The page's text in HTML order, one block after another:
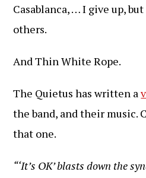
Casablanca, … I give up,
others.
And Thin White Rope.
The Quietus has written a
the band, and their music.
that one.
“‘It’s OK’ blasts down the